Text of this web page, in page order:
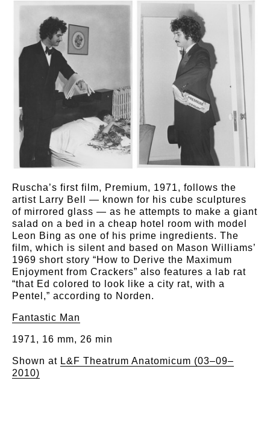
Ruscha’s first film, Premium, 1971, follows the
artist Larry Bell — known for his cube sculptures
of mirrored glass — as he attempts to make a giant
salad on a bed in a cheap hotel room with model
Leon Bing as one of his prime ingredients. The
film, which is silent and based on Mason Williams’
1969 short story “How to Derive the Maximum
Enjoyment from Crackers” also features a lab rat
“that Ed colored to look like a city rat, with a
Pentel,” according to Norden.
Fantastic Man
1971, 16 mm, 26 min
Shown at L&F Theatrum Anatomicum (03–09–
2010)